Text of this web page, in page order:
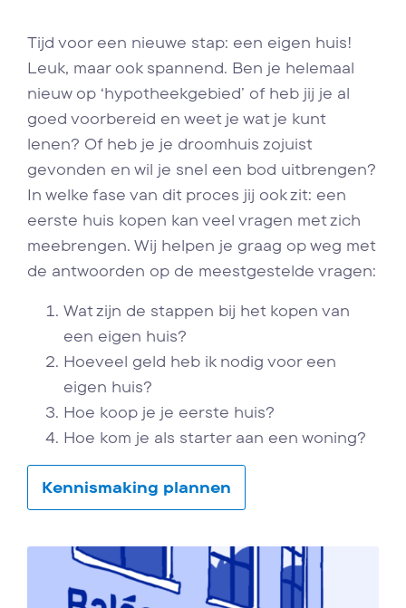
Tijd voor een nieuwe stap: een eigen huis!
Leuk, maar ook spannend. Ben je helemaal
nieuw op ‘hypotheekgebied’ of heb jij je al
goed voorbereid en weet je wat je kunt
lenen? Of heb je je droomhuis zojuist
gevonden en wil je snel een bod uitbrengen?
In welke fase van dit proces jij ook zit: een
eerste huis kopen kan veel vragen met zich
meebrengen. Wij helpen je graag op weg met
de antwoorden op de meestgestelde vragen:
Wat zijn de stappen bij het kopen van
een eigen huis?
Hoeveel geld heb ik nodig voor een
eigen huis?
Hoe koop je je eerste huis?
Hoe kom je als starter aan een woning?
Kennismaking plannen